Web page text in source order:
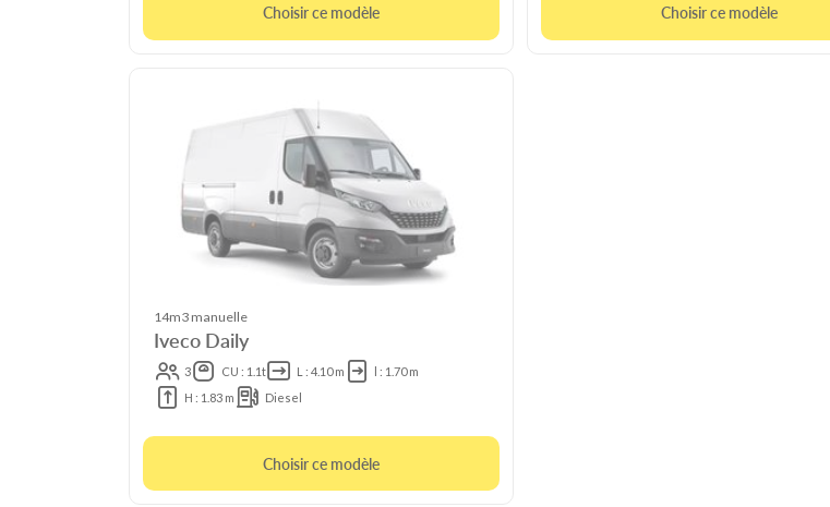
Choisir ce modèle Choisir ce modèle
14m3 manuelle
Iveco Daily
3 CU : 1.1t L : 4.10 m
l : 1.70 m
H : 1.83 m
Diesel
Choisir ce modèle